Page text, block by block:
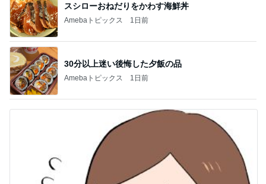
スシローおねだりをかわす海鮮丼
Amebaトピックス 1日前
30分以上迷い後悔した夕飯の品
Amebaトピックス 1日前